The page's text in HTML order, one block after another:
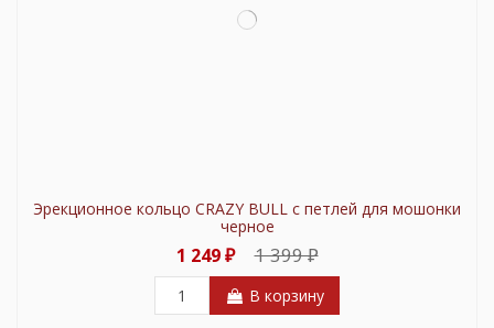
Эрекционное кольцо CRAZY BULL с петлей для мошонки
черное
1 249 ₽ 1 399 ₽
В корзину